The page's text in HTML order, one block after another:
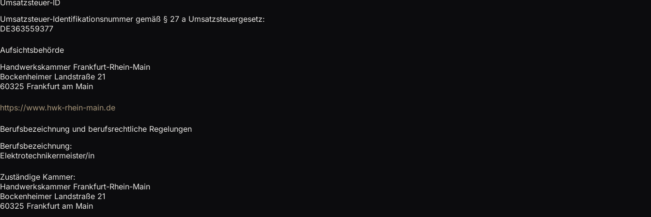
Umsatzsteuer-ID
Umsatzsteuer-Identifikationsnummer gemäß § 27 a Umsatzsteuergesetz:
DE363559377
Aufsichtsbehörde
Handwerkskammer Frankfurt-Rhein-Main
Bockenheimer Landstraße 21
60325 Frankfurt am Main
https://www.hwk-rhein-main.de
Berufsbezeichnung und berufsrechtliche Regelungen
Berufsbezeichnung:
Elektrotechnikermeister/in
Zuständige Kammer:
Handwerkskammer Frankfurt-Rhein-Main
Bockenheimer Landstraße 21
60325 Frankfurt am Main